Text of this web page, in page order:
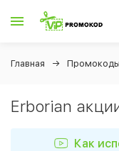
Главная
Erborian
Как